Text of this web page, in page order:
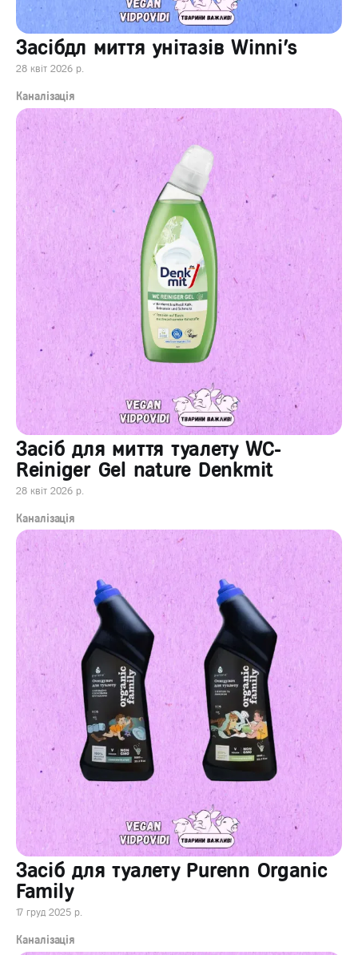
Засібдл миття унітазів Winni's
28 квіт 2026 р.
Каналізація
Засіб для миття туалету WC-
Reiniger Gel nature Denkmit
28 квіт 2026 р.
Каналізація
Засіб для туалету Purenn Organic
Family
17 груд 2025 р.
Каналізація